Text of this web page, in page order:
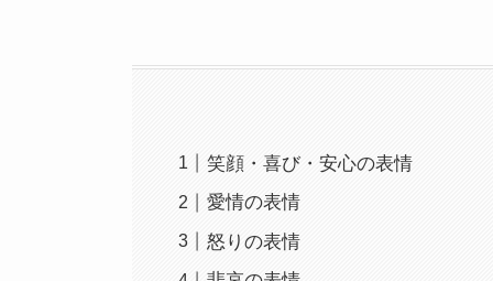
笑顔・喜び・安心の表情
愛情の表情
怒りの表情